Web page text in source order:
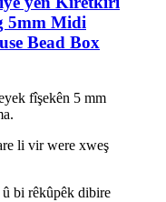
5mm Midi
Bead Box
fîşekên 5 mm
li vir were xweş
bi rêkûpêk dibire